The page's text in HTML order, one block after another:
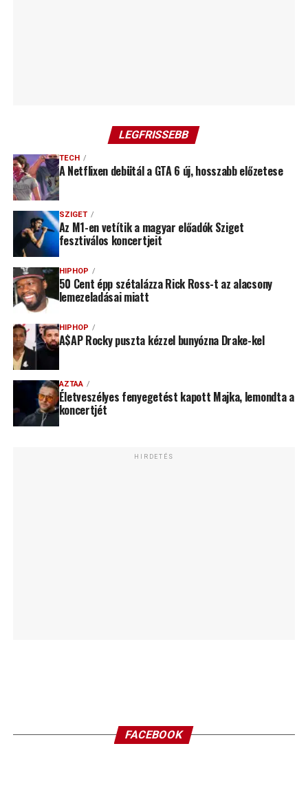
LEGFRISSEBB
TECH
A Netflixen debütál a GTA 6 új, hosszabb előzetese
SZIGET
Az M1-en vetítik a magyar előadók Sziget
fesztiválos koncertjeit
HIPHOP
50 Cent épp szétalázza Rick Ross-t az alacsony
lemezeladásai miatt
HIPHOP
A$AP Rocky puszta kézzel bunyózna Drake-kel
AZTAA
Életveszélyes fenyegetést kapott Majka, lemondta a
koncertjét
HIRDETÉS
FACEBOOK